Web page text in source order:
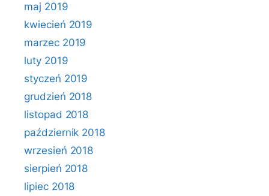
maj 2019
kwiecień 2019
marzec 2019
luty 2019
styczeń 2019
grudzień 2018
listopad 2018
październik 2018
wrzesień 2018
sierpień 2018
lipiec 2018